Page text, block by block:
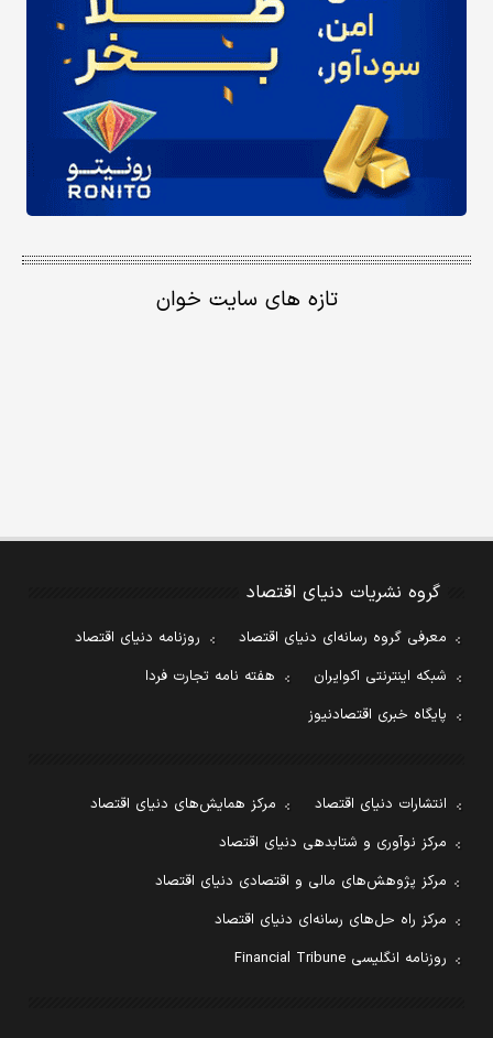
تازه های سایت خوان
گروه نشریات دنیای اقتصاد
معرفی گروه رسانه‌ای دنیای اقتصاد
روزنامه دنیای اقتصاد
شبکه اینترنتی اکوایران
هفته نامه تجارت فردا
پایگاه خبری اقتصادنیوز
انتشارات دنیای اقتصاد
مرکز همایش‌های دنیای اقتصاد
مرکز نوآوری و شتابدهی دنیای اقتصاد
مرکز پژوهش‌های مالی و اقتصادی دنیای اقتصاد
مرکز راه حل‌های رسانه‌ای دنیای اقتصاد
روزنامه انگلیسی Financial Tribune